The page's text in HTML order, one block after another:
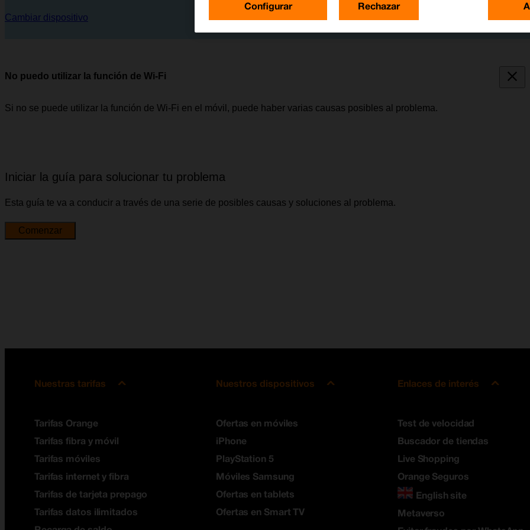
Cambiar dispositivo
No puedo utilizar la función de Wi-Fi
Si no se puede utilizar la función de Wi-Fi en el móvil, puede haber varias causas posibles al problema.
Iniciar la guía para solucionar tu problema
Esta guía te va a conducir a través de una serie de posibles causas y soluciones al problema.
Comenzar
Nuestras tarifas
Tarifas Orange
Tarifas fibra y móvil
Tarifas móviles
Tarifas internet y fibra
Tarifas de tarjeta prepago
Tarifas datos ilimitados
Nuestros dispositivos
Ofertas en móviles
iPhone
PlayStation 5
Móviles Samsung
Ofertas en tablets
Ofertas en Smart TV
Enlaces de interés
Test de velocidad
Buscador de tiendas
Live Shopping
Orange Seguros
English site
Metaverso
Configurar Rechazar